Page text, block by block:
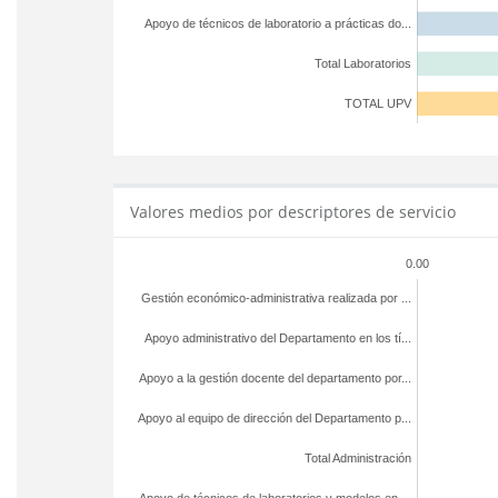
TOTAL UPV
Total Laboratorios
Apoyo de técnicos de laboratorio a prácticas do...
Valores medios por descriptores de servicio
0.00
Total Administración
Apoyo al equipo de dirección del Departamento p...
Apoyo a la gestión docente del departamento por...
Apoyo administrativo del Departamento en los tí...
Gestión económico-administrativa realizada por ...